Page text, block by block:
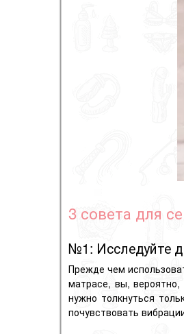
3 совета для
№1: Исследуйте
Прежде чем
матрасе, вы,
нужно толкнуться
почувствовать